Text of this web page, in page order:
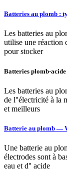
Batteries au plomb :
Les batteries au
utilise une réaction
pour stocker
Batteries plomb-
Les batteries au
de l''électricité à la
et meilleurs
Batterie au plomb —
Une batterie au
électrodes sont à
eau et d'' acide